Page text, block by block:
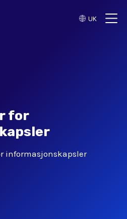
UK
for
informasjonskapsler